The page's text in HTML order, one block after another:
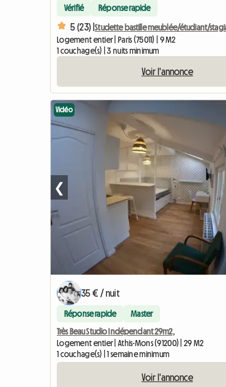
Vérifié Réponse rapide
5 (23) |
Logement entier | Paris (75011) | 9 M2
1 couchage(s) | 3 nuits minimum
Voir l'annonce
Vidéo
❮
35 € / nuit
Réponse rapide Master
Très Beau Studio Indépendant 29m2,
Logement entier | Athis-Mons (91200) | 29 M2
1 couchage(s) | 1 semaine minimum
Voir l'annonce